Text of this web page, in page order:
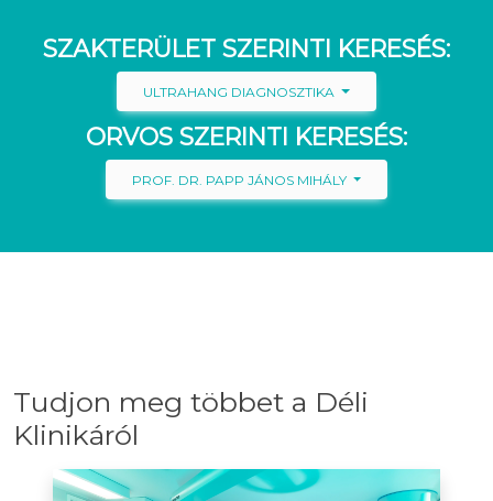
SZAKTERÜLET SZERINTI KERESÉS:
ULTRAHANG DIAGNOSZTIKA
ORVOS SZERINTI KERESÉS:
PROF. DR. PAPP JÁNOS MIHÁLY
Tudjon meg többet a Déli
Klinikáról